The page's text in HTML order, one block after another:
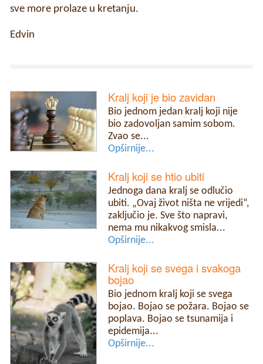
sve more prolaze u kretanju.
Edvin
Kralj koji je bio zavidan
Bio jednom jedan kralj koji nije
bio zadovoljan samim sobom.
Zvao se...
Opširnije...
Kralj koji se htio ubiti
Jednoga dana kralj se odlučio
ubiti. „Ovaj život ništa ne vrijedi“,
zaključio je. Sve što napravi,
nema mu nikakvog smisla...
Opširnije...
Kralj koji se svega i svakoga
bojao
Bio jednom kralj koji se svega
bojao. Bojao se požara. Bojao se
poplava. Bojao se tsunamija i
epidemija...
Opširnije...